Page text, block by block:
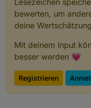
Lesezeichen
bewerten, um
deine
Mit deinem Input
besser werden 💗
Registrieren